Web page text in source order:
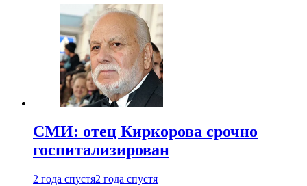
СМИ: отец Киркорова срочно
госпитализирован
2 года спустя2 года спустя